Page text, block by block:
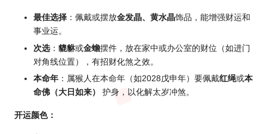
最佳选择 ：佩戴或摆放金发晶、黄水晶饰品，能增强财运和
事业运。
次选： 貔貅或金蟾摆件，放在家中或办公室的财位（如进门
对角线位置），有招财化煞之效。
本命年 ：属猴人在本命年（如2028戊申年）要佩戴红绳或本
命佛（大日如来）
护身，以化解太岁冲煞。
开运颜色：